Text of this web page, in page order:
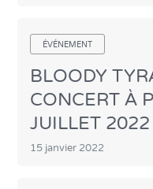
ÉVÉNEMENT
BLOODY
CONCERT À
JUILLET 2022
15 janvier 2022